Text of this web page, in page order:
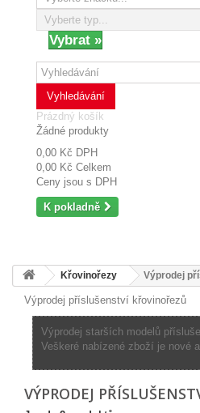
Vyhledávání
Prázdný košík
Žádné produkty
0,00 Kč DPH
0,00 Kč Celkem
Ceny jsou s DPH
K pokladně
Křovinořezy Výprodej
Výprodej příslušenství křovinořezů
Výprodej starších modelů
Veškeré nabízené zboží je nové
VÝPRODEJ